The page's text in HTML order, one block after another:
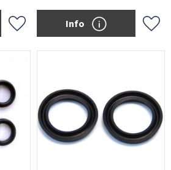
Add to favorites Add
Info